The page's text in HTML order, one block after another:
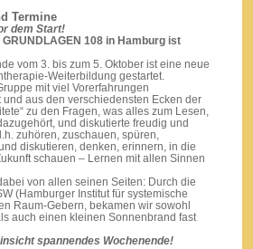
Termine
dem Start!
108 in Hamburg ist
vom 3. bis zum 5. Oktober ist eine neue
Weiterbildung gestartet.
mit viel Vorerfahrungen
und aus den verschiedensten Ecken der
zu den Fragen, was alles zum Lesen,
und diskutierte freudig und
zuhören, zuschauen, spüren,
diskutieren, denken, erinnern, in die
schauen – Lernen mit allen Sinnen
von allen seinen Seiten: Durch die
(Hamburger Institut für systemische
Raum-Gebern, bekamen wir sowohl
auch einen kleinen Sonnenbrand fast
spannendes Wochenende!